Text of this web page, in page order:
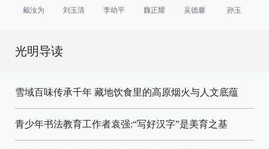
戴汝为
刘玉清 李幼平 魏正耀 吴德馨 孙玉
光明导读
雪域百味传承千年 藏地饮食里的高原烟火与人文底蕴
青少年书法教育工作者袁强:“写好汉字”是美育之基